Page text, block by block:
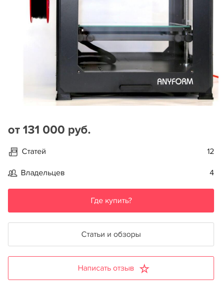
от 131 000 руб.
Статей 12
Владельцев 4
Где купить?
Статьи и обзоры
Написать отзыв